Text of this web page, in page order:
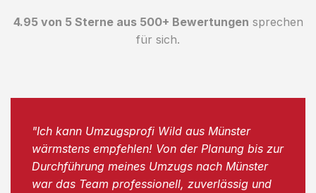
4.95 von 5 Sterne aus 500+ Bewertungen sprechen
für sich.
"Ich kann Umzugsprofi Wild aus Münster
wärmstens empfehlen! Von der Planung bis zur
Durchführung meines Umzugs nach Münster
war das Team professionell, zuverlässig und